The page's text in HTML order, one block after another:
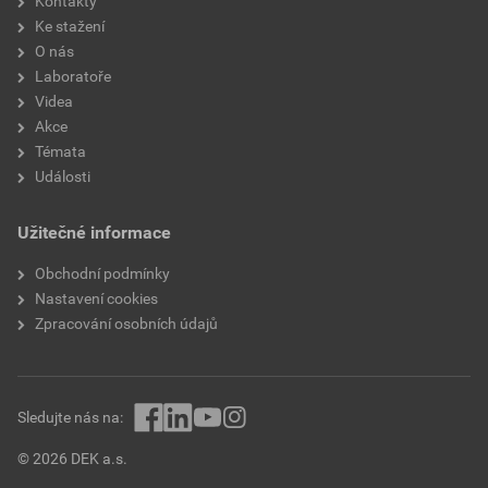
Ke stažení
O nás
Laboratoře
Videa
Akce
Témata
Události
Užitečné informace
Obchodní podmínky
Nastavení cookies
Zpracování osobních údajů
© 2026 DEK a.s.
Sledujte nás na: